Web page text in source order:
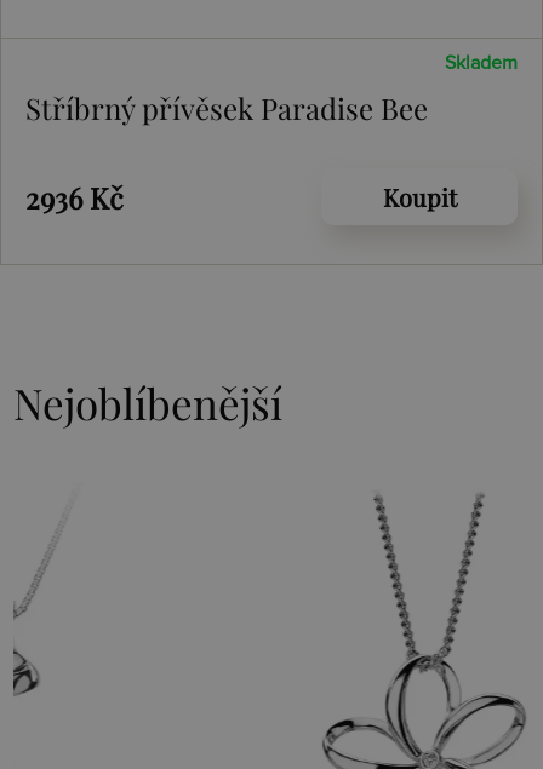
Skladem
Stříbrný přívěsek Paradise Bee
2936 Kč Koupit
Nejoblíbenější